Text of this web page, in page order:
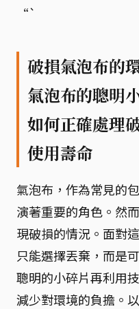
“`
破損氣泡布的
氣泡布的聰明
如何正確處理
使用壽命
氣泡布，作為常見的
演著重要的角色。然
現破損的情況。面對
只能選擇丟棄，而是
聰明的小碎片再利用
減少對環境的負擔。